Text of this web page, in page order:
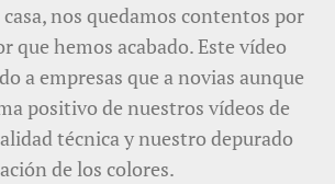
nos quedamos contentos por
que hemos acabado. Este vídeo
a empresas que a novias aunque
positivo de nuestros vídeos de
técnica y nuestro depurado
de los colores.